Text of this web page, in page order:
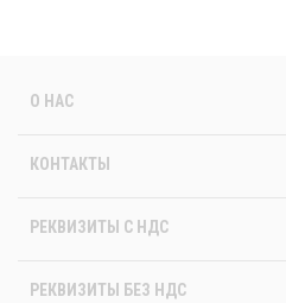
О НАС
КОНТАКТЫ
РЕКВИЗИТЫ C НДС
РЕКВИЗИТЫ БЕЗ НДС